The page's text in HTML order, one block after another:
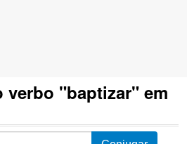
verbo "baptizar" em